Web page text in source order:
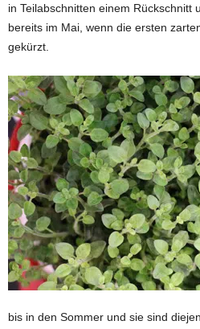
in Teilabschnitten einem Rückschnitt
bereits im Mai, wenn die ersten
gekürzt.
bis in den Sommer und sie sind